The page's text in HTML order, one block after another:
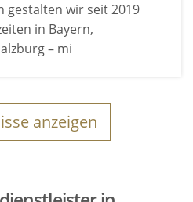
gestalten wir seit 2019
in Bayern,
– mi
anzeigen